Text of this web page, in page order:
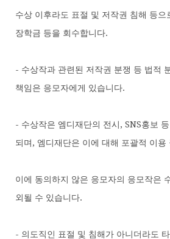
수상 이후라도 표절 및 저작권 침해 등
장학금 등을 회수합니다.
- 수상작과 관련된 저작권 분쟁 등 법적
책임은 응모자에게 있습니다.
- 수상작은 엠디재단의 전시, SNS홍보
되며, 엠디재단은 이에 대해 포괄적 이용
이에 동의하지 않은 응모자의 응모작은
외될 수 있습니다.
- 의도직인 표절 및 침해가 아니더라도